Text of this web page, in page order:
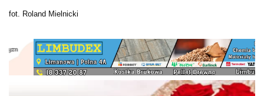
fot. Roland Mielnicki